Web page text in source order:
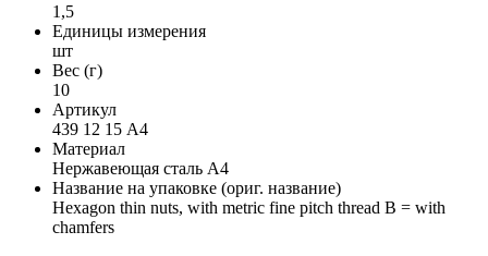
1,5
Единицы измерения
шт
Вес (г)
10
Артикул
439 12 15 А4
Материал
Нержавеющая сталь А4
Название на упаковке (ориг. название)
Hexagon thin nuts, with metric fine pitch thread B = with
chamfers